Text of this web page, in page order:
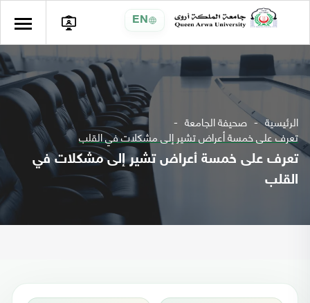
EN
الرئيسية صحيفة الجامعة
تعرف على خمسة أعراض تشير إلى مشكلات في القلب
تعرف على خمسة أعراض تشير إلى مشكلات في
القلب